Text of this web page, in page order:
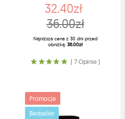
32.40zł
36.00zł
Najniższa cena z 30 dni przed
obniżką: 36.00zł
( 7 Opinie )
Promocja
Bestseller